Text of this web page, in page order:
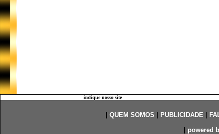
indique nosso site
QUEM SOMOS PUBLICIDADE|
powered